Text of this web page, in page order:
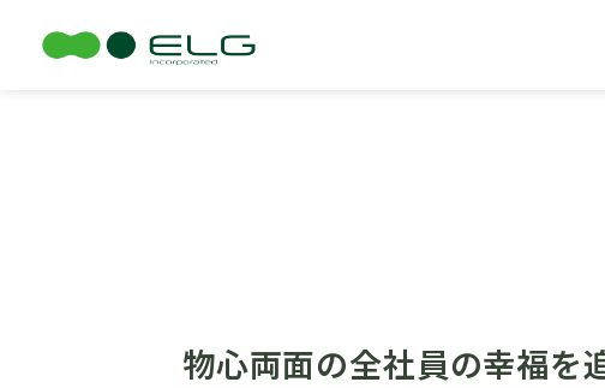
TOP会社概要
物心両面の全社員の幸福を